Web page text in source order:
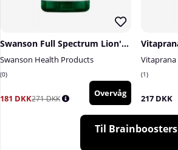
Swanson Full Spectrum Lion's Mane Mushroom, 500 mg, 60 caps
Swanson Health Products
0
181 DKK271 DKK
Overvåg
Vitaprana
1
217 DKK
Til Brainboosters